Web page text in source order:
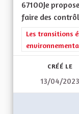
67100Je
faire des
Filtrer les
Les transitions
CRÉÉ LE
13/04/2023